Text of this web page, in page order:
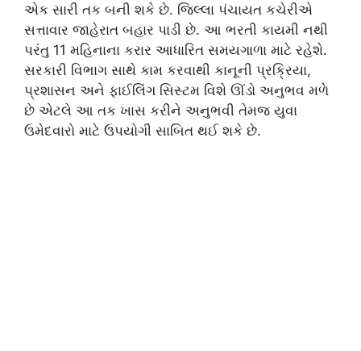
એક સારી તક બની શકે છે. જિલ્લા પંચાયત કચેરીએ
સત્તાવાર જાહેરાત બહાર પાડી છે. આ ભરતી કાયમી નથી
પરંતુ 11 મહિનાના કરાર આધારિત સમયગાળા માટે રહેશે.
સરકારી વિભાગ સાથે કામ કરવાથી કાનૂની પ્રક્રિયા,
પ્રશાસન અને ફાઈલિંગ સિસ્ટમ વિશે ઊંડો અનુભવ મળે
છે એટલે આ તક ખાસ કરીને અનુભવી તેમજ યુવા
ઉમેદવારો માટે ઉપયોગી સાબિત થઈ શકે છે.